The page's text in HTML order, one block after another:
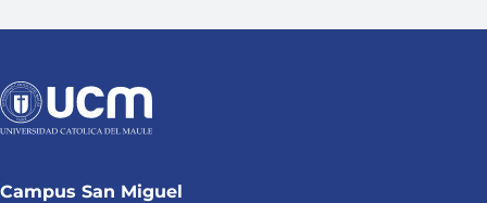
Campus San Miguel